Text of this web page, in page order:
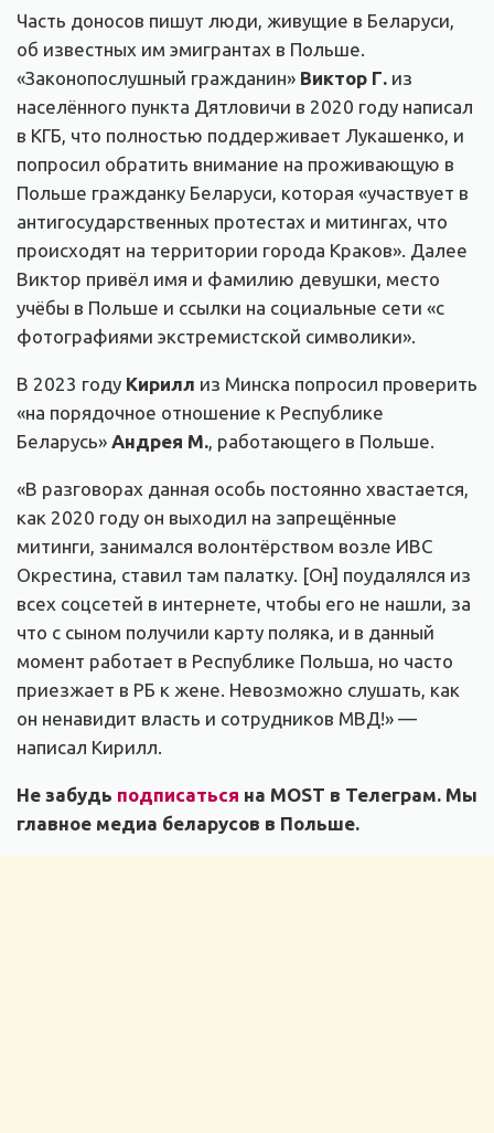
Часть доносов пишут люди, живущие в Беларуси,
об известных им эмигрантах в Польше.
«Законопослушный гражданин» Виктор Г. из
населённого пункта Дятловичи в 2020 году написал
в КГБ, что полностью поддерживает Лукашенко, и
попросил обратить внимание на проживающую в
Польше гражданку Беларуси, которая «участвует в
антигосударственных протестах и митингах, что
происходят на территории города Краков». Далее
Виктор привёл имя и фамилию девушки, место
учёбы в Польше и ссылки на социальные сети «с
фотографиями экстремистской символики».
В 2023 году Кирилл из Минска попросил проверить
«на порядочное отношение к Республике
Беларусь» Андрея М., работающего в Польше.
«В разговорах данная особь постоянно хвастается,
как 2020 году он выходил на запрещённые
митинги, занимался волонтёрством возле ИВС
Окрестина, ставил там палатку. [Он] поудалялся из
всех соцсетей в интернете, чтобы его не нашли, за
что с сыном получили карту поляка, и в данный
момент работает в Республике Польша, но часто
приезжает в РБ к жене. Невозможно слушать, как
он ненавидит власть и сотрудников МВД!» —
написал Кирилл.
Не забудь подписаться на MOST в Телеграм. Мы
главное медиа беларусов в Польше.